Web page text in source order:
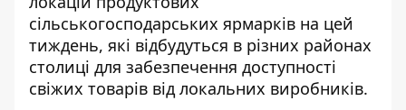
сільськогосподарських ярмарків на цей
тиждень, які відбудуться в різних районах
столиці для забезпечення доступності
свіжих товарів від локальних виробників.